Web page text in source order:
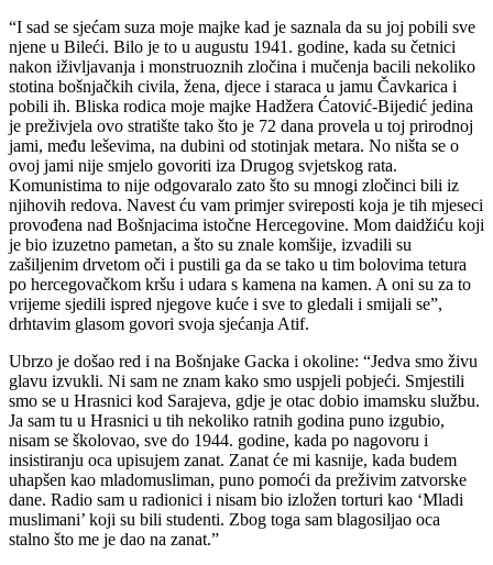
“I sad se sjećam suza moje majke kad je saznala da su joj pobili sve
njene u Bileći. Bilo je to u augustu 1941. godine, kada su četnici
nakon iživljavanja i monstruoznih zločina i mučenja bacili nekoliko
stotina bošnjačkih civila, žena, djece i staraca u jamu Čavkarica i
pobili ih. Bliska rodica moje majke Hadžera Ćatović-Bijedić jedina
je preživjela ovo stratište tako što je 72 dana provela u toj prirodnoj
jami, među leševima, na dubini od stotinjak metara. No ništa se o
ovoj jami nije smjelo govoriti iza Drugog svjetskog rata.
Komunistima to nije odgovaralo zato što su mnogi zločinci bili iz
njihovih redova. Navest ću vam primjer svireposti koja je tih mjeseci
provođena nad Bošnjacima istočne Hercegovine. Mom daidžiću koji
je bio izuzetno pametan, a što su znale komšije, izvadili su
zašiljenim drvetom oči i pustili ga da se tako u tim bolovima tetura
po hercegovačkom kršu i udara s kamena na kamen. A oni su za to
vrijeme sjedili ispred njegove kuće i sve to gledali i smijali se”,
drhtavim glasom govori svoja sjećanja Atif.
Ubrzo je došao red i na Bošnjake Gacka i okoline: “Jedva smo živu
glavu izvukli. Ni sam ne znam kako smo uspjeli pobjeći. Smjestili
smo se u Hrasnici kod Sarajeva, gdje je otac dobio imamsku službu.
Ja sam tu u Hrasnici u tih nekoliko ratnih godina puno izgubio,
nisam se školovao, sve do 1944. godine, kada po nagovoru i
insistiranju oca upisujem zanat. Zanat će mi kasnije, kada budem
uhapšen kao mladomusliman, puno pomoći da preživim zatvorske
dane. Radio sam u radionici i nisam bio izložen torturi kao ‘Mladi
muslimani’ koji su bili studenti. Zbog toga sam blagosiljao oca
stalno što me je dao na zanat.”